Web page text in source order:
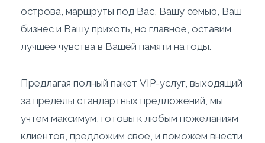
острова, маршруты под Вас, Вашу семью, Ваш
бизнес и Вашу прихоть, но главное, оставим
лучшее чувства в Вашей памяти на годы.
Предлагая полный пакет VIP-услуг, выходящий
за пределы стандартных предложений, мы
учтем максимум, готовы к любым пожеланиям
клиентов, предложим свое, и поможем внести